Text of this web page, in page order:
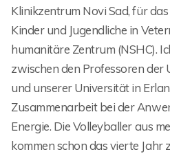
Klinikzentrum Novi Sad, für
Kinder und Jugendliche in
humanitäre Zentrum (NSHC).
zwischen den Professoren der
und unserer Universität in
Zusammenarbeit bei der
Energie. Die Volleyballer aus
kommen schon das vierte Jahr